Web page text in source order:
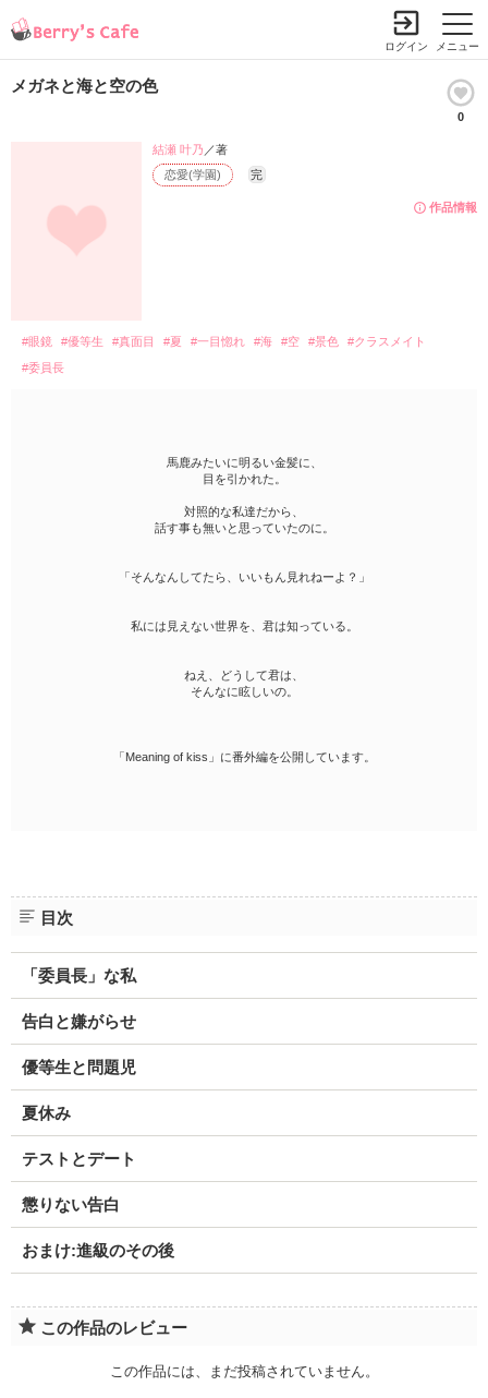
メニュー
ログイン
メガネと海と空の色
0
作品情報
恋愛(学園) 完
結瀬 叶乃 ／著
#眼鏡 #優等生 #真面目 #夏 #一目惚れ #海 #空 #景色
#クラスメイト
#委員長
馬鹿みたいに明るい金髪に、
目を引かれた。
対照的な私達だから、
話す事も無いと思っていたのに。
「そんなんしてたら、いいもん見れねーよ？」
私には見えない世界を、君は知っている。
ねえ、どうして君は、
そんなに眩しいの。
「Meaning of kiss」に番外編を公開しています。
目次
「委員長」な私
告白と嫌がらせ
優等生と問題児
夏休み
テストとデート
懲りない告白
おまけ:進級のその後
この作品のレビュー
この作品には、まだ投稿されていません。